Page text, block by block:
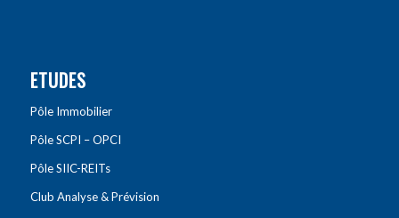
ETUDES
Pôle Immobilier
Pôle SCPI – OPCI
Pôle SIIC-REITs
Club Analyse & Prévision